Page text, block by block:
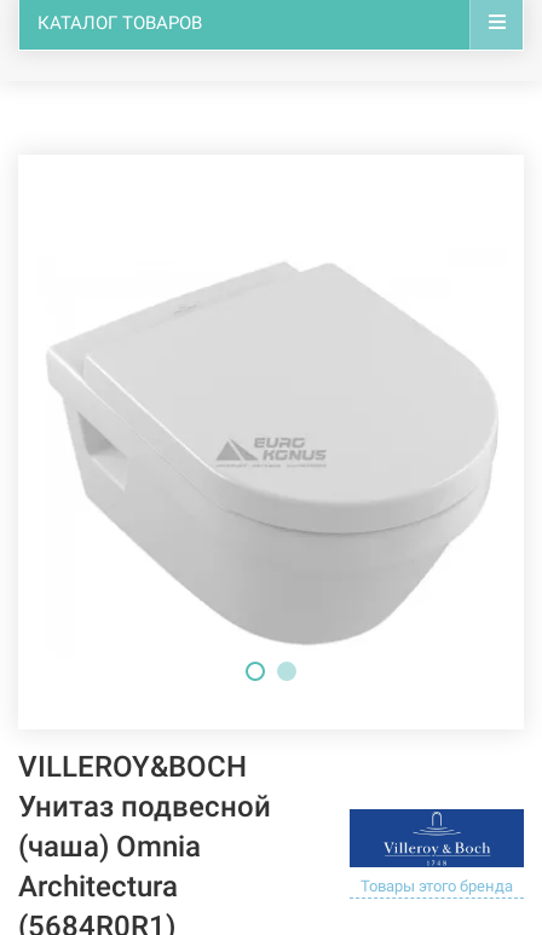
КАТАЛОГ ТОВАРОВ
VILLEROY&BOCH
Унитаз подвесной
(чаша) Omnia
Architectura
(5684R0R1)
Товары этого бренда